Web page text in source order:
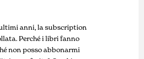
anni, la subscription
Perché i libri fanno
non posso abbonarmi